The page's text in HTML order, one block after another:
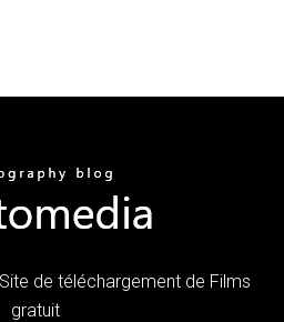
de téléchargement de Films
gratuit